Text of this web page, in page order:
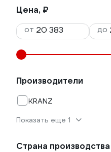
Цена, ₽
от
до
Производители
KRANZ
Показать еще 1
Страна производства